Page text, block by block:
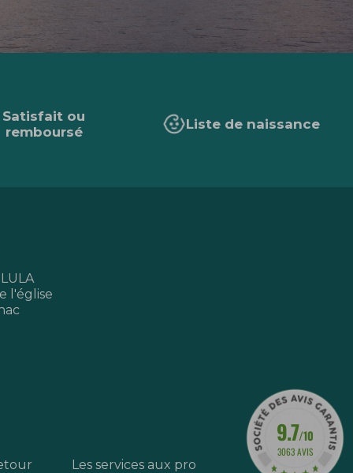
Satisfait ou
remboursé
Liste de naissance
l'église
Les services aux pro
9.7/10
3063 AVIS